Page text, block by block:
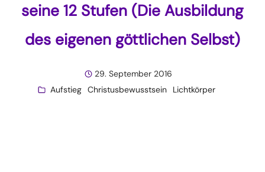
seine 12 Stufen (Die Ausbildung
des eigenen göttlichen Selbst)
29. September 2016
Aufstieg Christusbewusstsein Lichtkörper